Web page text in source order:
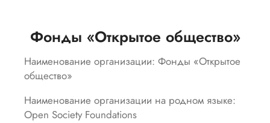
Фонды «Открытое общество»
Наименование организации: Фонды «Открытое
общество»
Наименование организации на родном языке:
Open Society Foundations